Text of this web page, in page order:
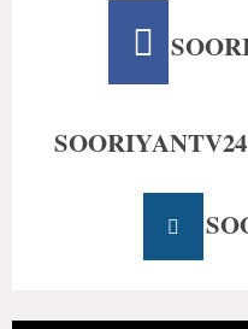
SOORIYANTV24